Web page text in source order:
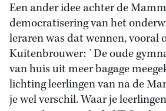
Een ander idee achter de
democratisering van het
leraren was dat wennen, vooral
Kuitenbrouwer: `De oude
van huis uit meer bagage
lichting leerlingen van na de
je wel verschil. Waar je